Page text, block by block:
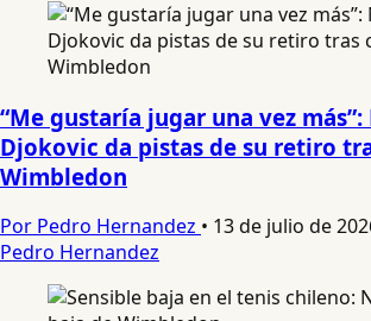
“Me gustaría jugar una vez
Djokovic da pistas de su retiro
Wimbledon
Por Pedro Hernandez • 13 de julio de
Pedro Hernandez